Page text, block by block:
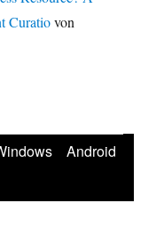
Curatiovon
Android